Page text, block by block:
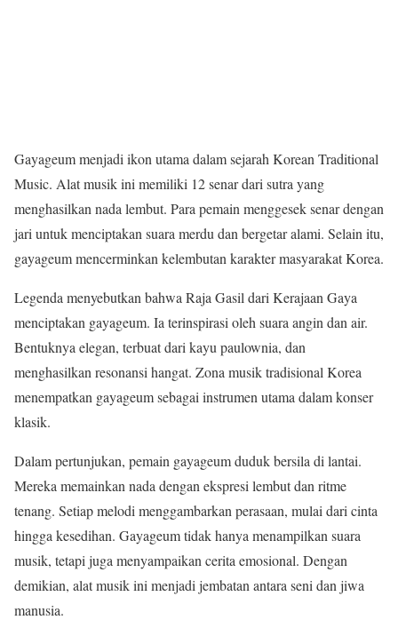
Gayageum menjadi ikon utama dalam sejarah Korean Traditional
Music. Alat musik ini memiliki 12 senar dari sutra yang
menghasilkan nada lembut. Para pemain menggesek senar dengan
jari untuk menciptakan suara merdu dan bergetar alami. Selain itu,
gayageum mencerminkan kelembutan karakter masyarakat Korea.
Legenda menyebutkan bahwa Raja Gasil dari Kerajaan Gaya
menciptakan gayageum. Ia terinspirasi oleh suara angin dan air.
Bentuknya elegan, terbuat dari kayu paulownia, dan
menghasilkan resonansi hangat. Zona musik tradisional Korea
menempatkan gayageum sebagai instrumen utama dalam konser
klasik.
Dalam pertunjukan, pemain gayageum duduk bersila di lantai.
Mereka memainkan nada dengan ekspresi lembut dan ritme
tenang. Setiap melodi menggambarkan perasaan, mulai dari cinta
hingga kesedihan. Gayageum tidak hanya menampilkan suara
musik, tetapi juga menyampaikan cerita emosional. Dengan
demikian, alat musik ini menjadi jembatan antara seni dan jiwa
manusia.